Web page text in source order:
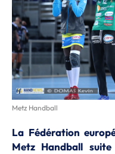
Metz Handball
La Fédération
Metz Handball